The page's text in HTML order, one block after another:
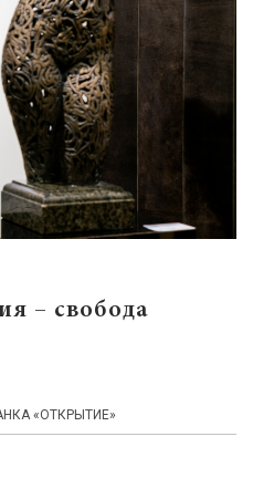
– свобода
«ОТКРЫТИЕ»